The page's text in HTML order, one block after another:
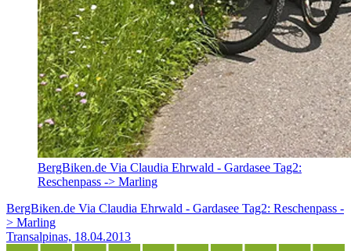
BergBiken.de Via Claudia Ehrwald - Gardasee Tag2:
Reschenpass -> Marling
BergBiken.de Via Claudia Ehrwald - Gardasee Tag2: Reschenpass -
> Marling
Transalpinas, 18.04.2013